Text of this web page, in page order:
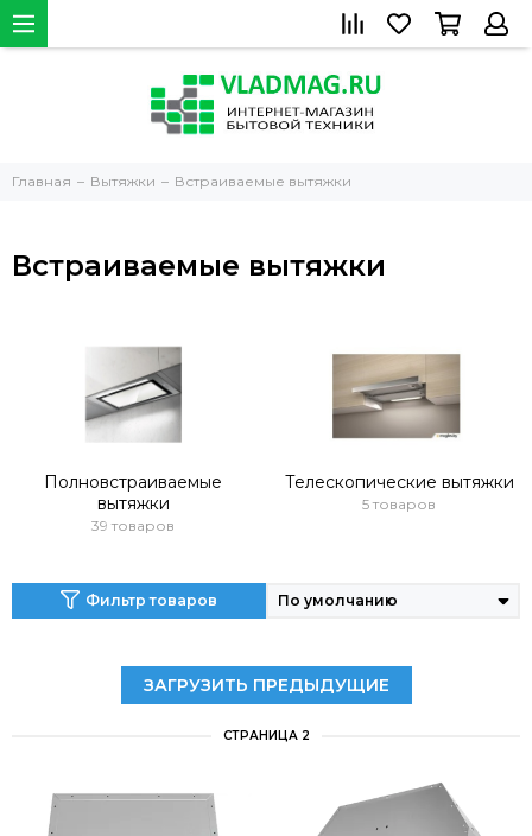
Главная Вытяжки Встраиваемые вытяжки
Встраиваемые вытяжки
Полновстраиваемые
вытяжки
39 товаров
Телескопические вытяжки
5 товаров
Фильтр товаров
ЗАГРУЗИТЬ ПРЕДЫДУЩИЕ
СТРАНИЦА 2